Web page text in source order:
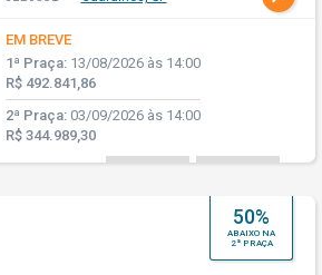
EM BREVE
1ª Praça:13/08/2026 às 14:00
R$ 492.841,86
2ª Praça:03/09/2026 às 14:00
R$ 344.989,30
50%
ABAIXO NA
2ª PRAÇA